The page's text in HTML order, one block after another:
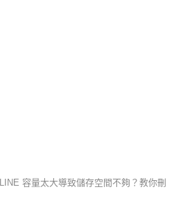
LINE 容量太大導致儲存空間不夠？教你刪